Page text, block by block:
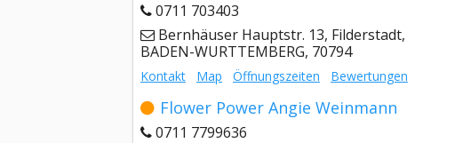
0711 703403
Bernhäuser Hauptstr. 13, Filderstadt,
BADEN-WURTTEMBERG, 70794
Kontakt Map Öffnungszeiten Bewertungen
Flower Power Angie Weinmann
0711 7799636